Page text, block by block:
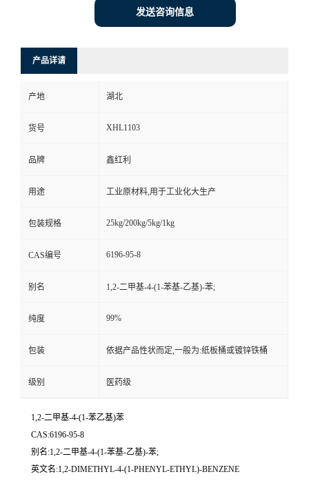
发送咨询信息
产品详请
产地 湖北
货号 XHL1103
品牌 鑫红利
用途 工业原材料,用于工业化大生产
包装规格 25kg/200kg/5kg/1kg
CAS编号 6196-95-8
别名 1,2-二甲基-4-(1-苯基-乙基)-苯;
纯度 99%
包装 依据产品性状而定,一般为:纸板桶或镀锌铁桶
级别 医药级
1,2-二甲基-4-(1-苯乙基)苯
CAS:6196-95-8
别名:1,2-二甲基-4-(1-苯基-乙基)-苯;
英文名:1,2-DIMETHYL-4-(1-PHENYL-ETHYL)-BENZENE